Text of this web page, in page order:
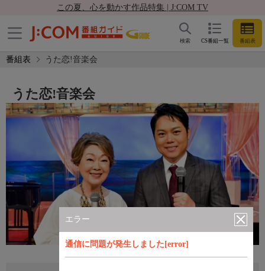
この夏、心を動かす作品特集 | J:COM TV
CS番組一覧 番組表
検索
番組表 うた恋!音楽会
エラー
通信に問題が発生しました[error]
うた恋!音楽会